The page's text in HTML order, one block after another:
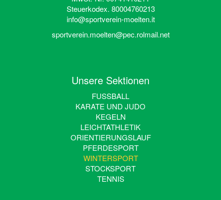
Steuerkodex. 80004760213
info@sportverein-moelten.it
sportverein.moelten@pec.rolmail.net
Unsere Sektionen
FUSSBALL
KARATE UND JUDO
KEGELN
LEICHTATHLETIK
ORIENTIERUNGSLAUF
PFERDESPORT
WINTERSPORT
STOCKSPORT
TENNIS